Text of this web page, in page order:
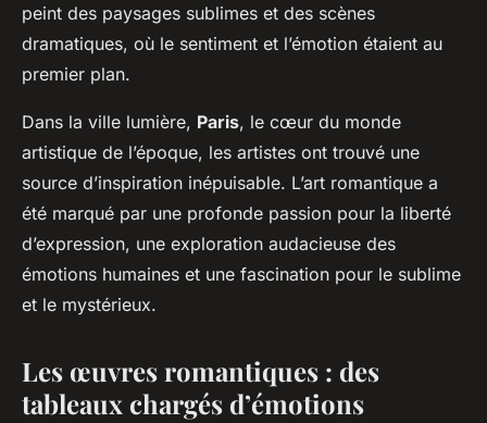
peint des paysages sublimes et des scènes
dramatiques, où le sentiment et l’émotion étaient au
premier plan.
Dans la ville lumière, Paris, le cœur du monde
artistique de l’époque, les artistes ont trouvé une
source d’inspiration inépuisable. L’art romantique a
été marqué par une profonde passion pour la liberté
d’expression, une exploration audacieuse des
émotions humaines et une fascination pour le sublime
et le mystérieux.
Les œuvres romantiques : des
tableaux chargés d’émotions